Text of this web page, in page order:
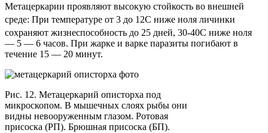
Метацеркарии проявляют высокую стойкость во внешней
среде: При температуре от 3 до 12С ниже ноля личинки
сохраняют жизнеспособность до 25 дней, 30-40С ниже ноля
— 5 — 6 часов. При жарке и варке паразиты погибают в
течение 15 — 20 минут.
Рис. 12. Метацеркарий описторха под
микроскопом. В мышечных слоях рыбы они
видны невооруженным глазом. Ротовая
присоска (РП). Брюшная присоска (БП).